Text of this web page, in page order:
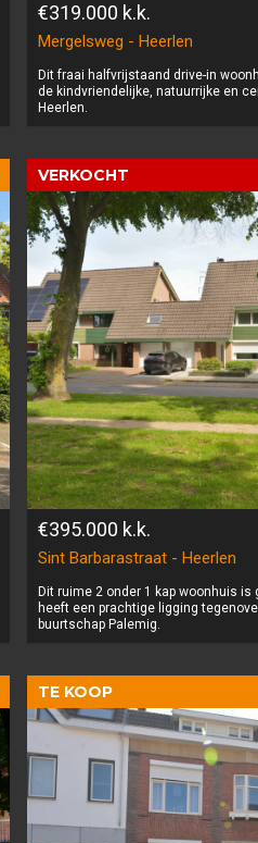
€319.000 k.k.
Mergelsweg - Heerlen
Dit fraai halfvrijstaand drive-in
de kindvriendelijke, natuurrijke en
Heerlen.
VERKOCHT
€395.000 k.k.
Sint Barbarastraat - Heerlen
Dit ruime 2 onder 1 kap woonhuis
heeft een prachtige ligging
buurtschap Palemig.
TE KOOP